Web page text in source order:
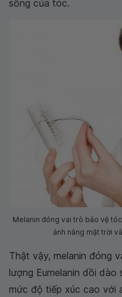
sống của tóc.
Melanin đóng vai trò bảo vệ
ánh nắng mặt trời
Thật vậy, melanin đóng
lượng Eumelanin dồi
mức độ tiếp xúc cao với